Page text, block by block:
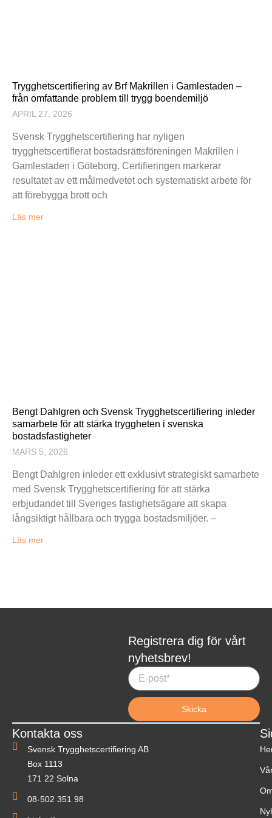
Trygghetscertifiering av Brf Makrillen i Gamlestaden –
från omfattande problem till trygg boendemiljö
APRIL 27, 2026
Svensk Trygghetscertifiering har nyligen
trygghetscertifierat bostadsrättsföreningen Makrillen i
Gamlestaden i Göteborg. Certifieringen markerar
resultatet av ett målmedvetet och systematiskt arbete för
att förebygga brott och
Läs mer
Bengt Dahlgren och Svensk Trygghetscertifiering inleder
samarbete för att stärka tryggheten i svenska
bostadsfastigheter
MARS 5, 2026
Bengt Dahlgren inleder ett exklusivt strategiskt samarbete
med Svensk Trygghetscertifiering för att stärka
erbjudandet till Sveriges fastighetsägare att skapa
långsiktigt hållbara och trygga bostadsmiljöer. –
Läs mer
Registrera dig för vårt
nyhetsbrev!
Skicka
Kontakta oss
Svensk Trygghetscertifiering AB
Box 1113
171 22 Solna
08-502 351 98